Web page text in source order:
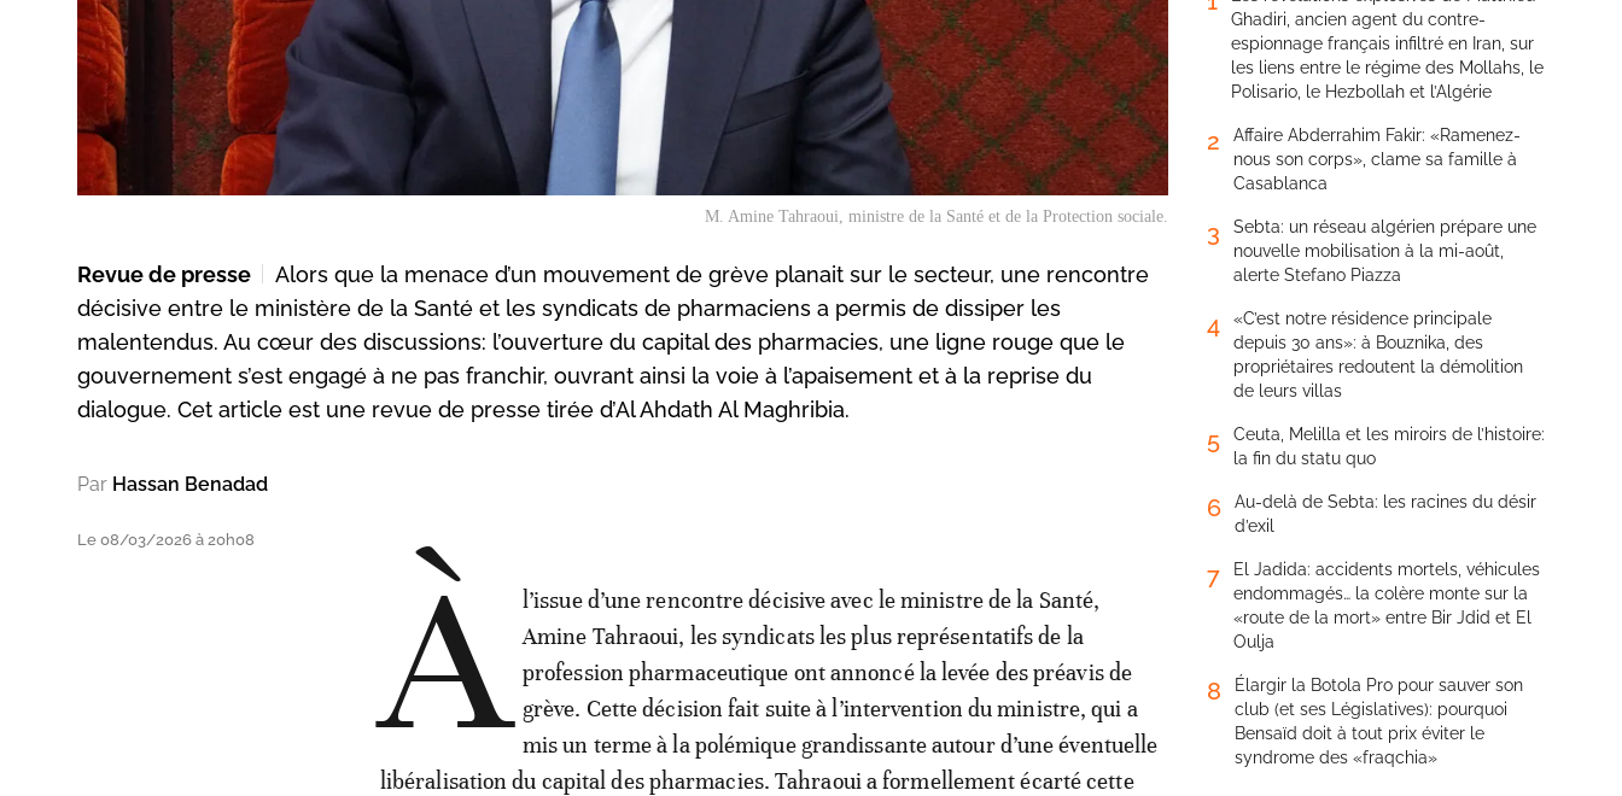
M. Amine Tahraoui, ministre de la Santé et de la Protection sociale.
Revue de presse
Alors que la menace d’un mouvement de grève planait sur le secteur, une rencontre
décisive entre le ministère de la Santé et les syndicats de pharmaciens a permis de dissiper les
malentendus. Au cœur des discussions: l’ouverture du capital des pharmacies, une ligne rouge que le
gouvernement s’est engagé à ne pas franchir, ouvrant ainsi la voie à l’apaisement et à la reprise du
dialogue. Cet article est une revue de presse tirée d’Al Ahdath Al Maghribia.
Par Hassan Benadad
Le 08/03/2026 à 20h08 À l’issue d’une rencontre décisive avec le ministre de la Santé,
Amine Tahraoui, les syndicats les plus représentatifs de la
profession pharmaceutique ont annoncé la levée des préavis de
grève. Cette décision fait suite à l’intervention du ministre, qui a
mis un terme à la polémique grandissante autour d’une éventuelle
libéralisation du capital des pharmacies. Tahraoui a formellement écarté cette
Ghadiri, ancien agent du contre-
espionnage français infiltré en Iran, sur
les liens entre le régime des Mollahs, le
Polisario, le Hezbollah et l’Algérie
2
Affaire Abderrahim Fakir: «Ramenez-
nous son corps», clame sa famille à
Casablanca
3
Sebta: un réseau algérien prépare une
nouvelle mobilisation à la mi-août,
alerte Stefano Piazza
4
«C’est notre résidence principale
depuis 30 ans»: à Bouznika, des
propriétaires redoutent la démolition
de leurs villas
5
Ceuta, Melilla et les miroirs de l’histoire:
la fin du statu quo
6
Au-delà de Sebta: les racines du désir
d’exil
7
El Jadida: accidents mortels, véhicules
endommagés… la colère monte sur la
«route de la mort» entre Bir Jdid et El
Oulja
8
Élargir la Botola Pro pour sauver son
club (et ses Législatives): pourquoi
Bensaïd doit à tout prix éviter le
syndrome des «fraqchia»